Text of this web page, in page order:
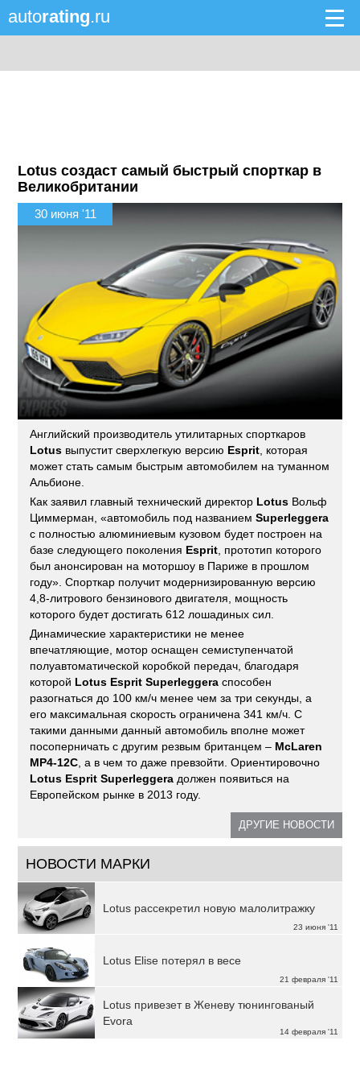
autorating.ru
Lotus создаст самый быстрый спорткар в
Великобритании
30 июня '11
Английский производитель утилитарных спорткаров
Lotus выпустит сверхлегкую версию Esprit , которая
может стать самым быстрым автомобилем на туманном
Альбионе.
Как заявил главный технический директор Lotus Вольф
Циммерман, «автомобиль под названиемSuperleggera
с полностью алюминиевым кузовом будет построен на
базе следующего поколения Esprit , прототип которого
был анонсирован на моторшоу в Париже в прошлом
году». Спорткар получит модернизированную версию
4,8-литрового бензинового двигателя, мощность
которого будет достигать 612 лошадиных сил.
Динамические характеристики не менее
впечатляющие, мотор оснащен семиступенчатой
полуавтоматической коробкой передач, благодаря
которой Lotus Esprit Superleggera способен
разогнаться до 100 км/ч менее чем за три секунды, а
его максимальная скорость ограничена 341 км/ч. С
такими данными данный автомобиль вполне может
посоперничать с другим резвым британцем – McLaren
MP4-12C , а в чем то даже превзойти. Ориентировочно
Lotus Esprit Superleggera должен появиться на
Европейском рынке в 2013 году.
ДРУГИЕ НОВОСТИ
НОВОСТИ МАРКИ
23 июня '11
Lotus рассекретил новую малолитражку
21 февраля '11
Lotus Elise потерял в весе
14 февраля '11
Lotus привезет в Женеву тюнингованый
Evora